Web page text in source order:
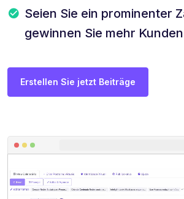
Seien Sie ein prominenter
gewinnen Sie mehr Kunden
Erstellen Sie jetzt Beiträge